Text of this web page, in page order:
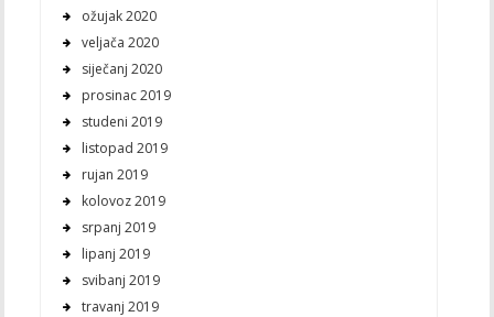
ožujak 2020
veljača 2020
siječanj 2020
prosinac 2019
studeni 2019
listopad 2019
rujan 2019
kolovoz 2019
srpanj 2019
lipanj 2019
svibanj 2019
travanj 2019